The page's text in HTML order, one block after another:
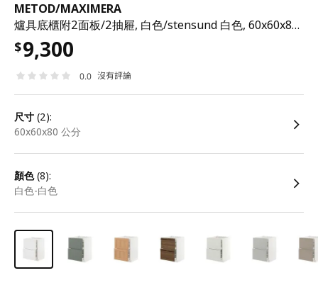
METOD/MAXIMERA
爐具底櫃附2面板/2抽屜, 白色/stensund 白色, 60x60x80 公分
$9,300
0.0 沒有評論
尺寸 (2):
60x60x80 公分
顏色(8):
白色-白色